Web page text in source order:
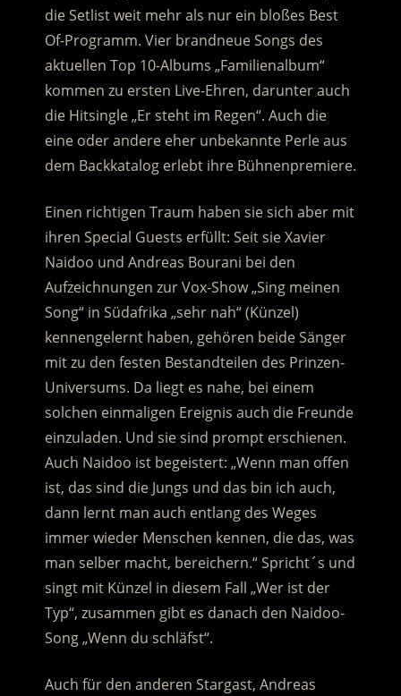
die Setlist weit mehr als nur ein bloßes Best
Of-Programm. Vier brandneue Songs des
aktuellen Top 10-Albums „Familienalbum“
kommen zu ersten Live-Ehren, darunter auch
die Hitsingle „Er steht im Regen“. Auch die
eine oder andere eher unbekannte Perle aus
dem Backkatalog erlebt ihre Bühnenpremiere.
Einen richtigen Traum haben sie sich aber mit
ihren Special Guests erfüllt: Seit sie Xavier
Naidoo und Andreas Bourani bei den
Aufzeichnungen zur Vox-Show „Sing meinen
Song“ in Südafrika „sehr nah“ (Künzel)
kennengelernt haben, gehören beide Sänger
mit zu den festen Bestandteilen des Prinzen-
Universums. Da liegt es nahe, bei einem
solchen einmaligen Ereignis auch die Freunde
einzuladen. Und sie sind prompt erschienen.
Auch Naidoo ist begeistert: „Wenn man offen
ist, das sind die Jungs und das bin ich auch,
dann lernt man auch entlang des Weges
immer wieder Menschen kennen, die das, was
man selber macht, bereichern.“ Spricht´s und
singt mit Künzel in diesem Fall „Wer ist der
Typ“, zusammen gibt es danach den Naidoo-
Song „Wenn du schläfst“.
Auch für den anderen Stargast, Andreas